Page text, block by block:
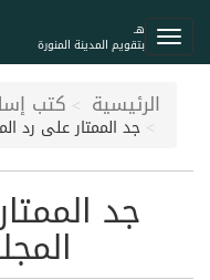
هـ
بتقويم المدينة المنورة
الرئيسية كتب
جد الممتار على رد
جد